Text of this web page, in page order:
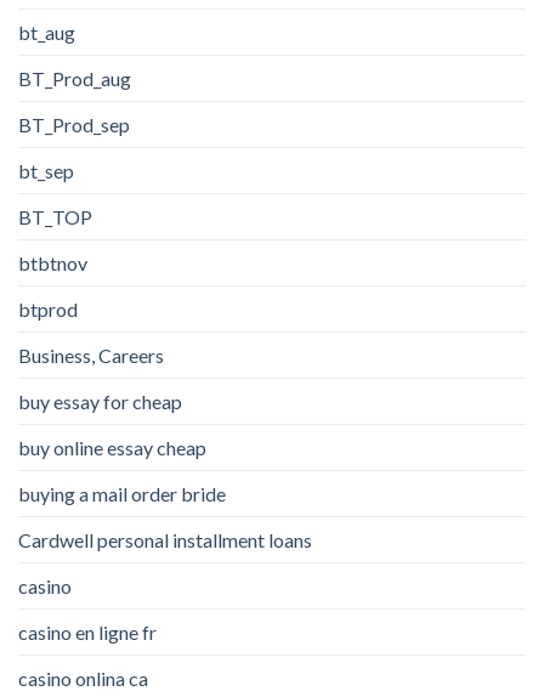
bt_aug
BT_Prod_aug
BT_Prod_sep
bt_sep
BT_TOP
btbtnov
btprod
Business, Careers
buy essay for cheap
buy online essay cheap
buying a mail order bride
Cardwell personal installment loans
casino
casino en ligne fr
casino onlina ca